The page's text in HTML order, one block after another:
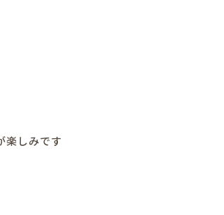
楽しみです